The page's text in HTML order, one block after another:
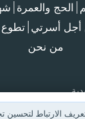
الحج والعمرة
أسرتي تطوع
من نحن
الارتباط لتحسين